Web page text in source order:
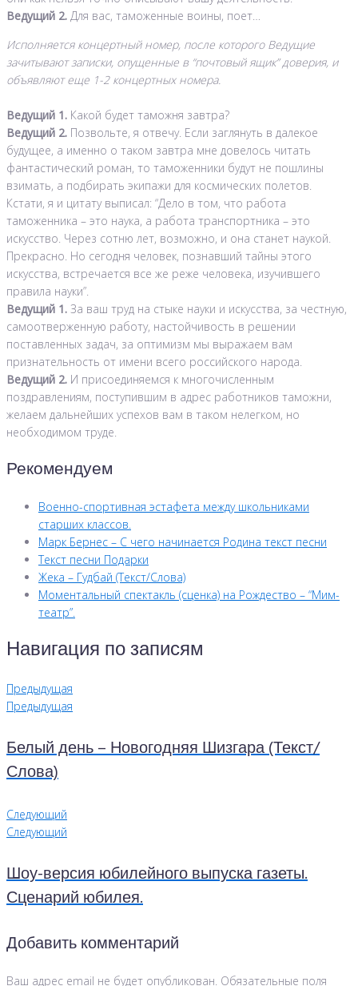
Ведущий 2. Для вас, таможенные воины, поет…
Исполняется концертный номер, после которого Ведущие
зачитывают записки, опущенные в “почтовый ящик” доверия, и
объявляют еще 1-2 концертных номера.
Ведущий 1. Какой будет таможня завтра?
Ведущий 2. Позвольте, я отвечу. Если заглянуть в далекое
будущее, а именно о таком завтра мне довелось читать
фантастический роман, то таможенники будут не пошлины
взимать, а подбирать экипажи для космических полетов.
Кстати, я и цитату выписал: “Дело в том, что работа
таможенника – это наука, а работа транспортника – это
искусство. Через сотню лет, возможно, и она станет наукой.
Прекрасно. Но сегодня человек, познавший тайны этого
искусства, встречается все же реже человека, изучившего
правила науки”.
Ведущий 1. За ваш труд на стыке науки и искусства, за честную,
самоотверженную работу, настойчивость в решении
поставленных задач, за оптимизм мы выражаем вам
признательность от имени всего российского народа.
Ведущий 2. И присоединяемся к многочисленным
поздравлениям, поступившим в адрес работников таможни,
желаем дальнейших успехов вам в таком нелегком, но
необходимом труде.
Рекомендуем
Военно-спортивная эстафета между школьниками
старших классов.
Марк Бернес – С чего начинается Родина текст песни
Текст песни Подарки
Жека – Гудбай (Текст/Слова)
Моментальный спектакль (сценка) на Рождество – “Мим-
театр”.
Навигация по записям
Предыдущая
Предыдущая
Белый день – Новогодняя Шизгара (Текст/
Слова)
Следующий
Следующий
Шоу-версия юбилейного выпуска газеты.
Сценарий юбилея.
Добавить комментарий
Ваш адрес email не будет опубликован. Обязательные поля